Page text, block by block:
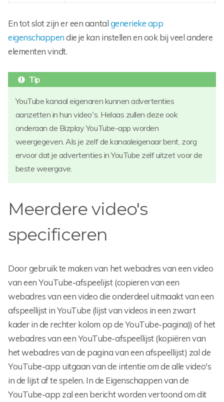
En tot slot zijn er een aantalgenerieke app
eigenschappendie je kan instellen en ook bij veel andere
elementen vindt.
YouTube kanaal eigenaren kunnen advertenties
aanzetten in hun video's. Helaas zullen deze ook
onderaan de Bizplay YouTube-app worden
weergegeven. Als je zelf de kanaaleigenaar bent, zorg
ervoor dat je advertenties in YouTube zelf uitzet voor de
beste weergave.
Meerdere video's
specificeren
Door gebruik te maken van het webadres van een video
van een YouTube-afspeelijst (copieren van een
webadres van een video die onderdeel uitmaakt van een
afspeellijst in YouTube (lijst van videos in een zwart
kader in de rechter kolom op de YouTube-pagina)) of het
webadres van een YouTube-afspeellijst (kopiëren van
het webadres van de pagina van een afspeellijst) zal de
YouTube-app uitgaan van de intentie om de alle video's
in de lijst af te spelen. In de Eigenschappen van de
YouTube-app zal een bericht worden vertoond om dit